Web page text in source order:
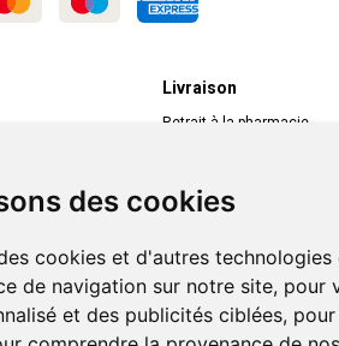
des cookies
cookies et d'autres
de navigation sur notre site, pour
et des publicités ciblées,
Livraison
Retrait à la pharmacie
Livraison dans un Point